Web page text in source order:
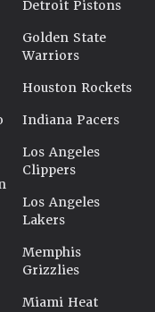
Detroit Pistons
Golden State
Warriors
Houston Rockets
Indiana Pacers
Los Angeles
Clippers
Los Angeles
Lakers
Memphis
Grizzlies
Miami Heat